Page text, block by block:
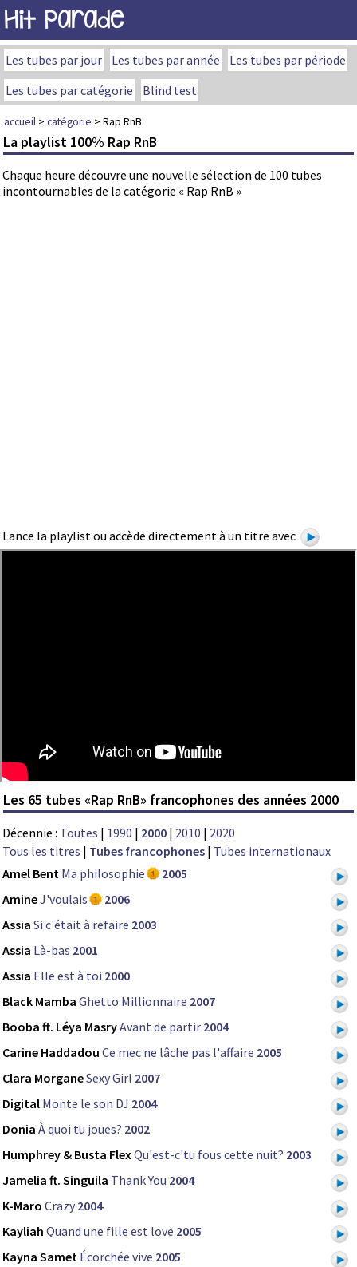
Hit Parade
Les tubes par jour Les tubes par année
Les tubes par période
Les tubes par catégorie
Blind test
accueil > catégorie > Rap RnB
La playlist 100% Rap RnB
Chaque heure découvre une nouvelle sélection de 100 tubes
incontournables de la catégorie « Rap RnB »
Lance la playlist ou accède directement à un titre avec
Les 65 tubes «Rap RnB» francophones des années 2000
Décennie : Toutes | 1990 | 2000 | 2010 | 2020
Tous les titres | Tubes francophones | Tubes internationaux
Amel Bent Ma philosophie
2005
AmineJ'voulais
2006
Assia Si c'était à refaire 2003
Assia Là-bas 2001
Assia Elle est à toi 2000
Black Mamba Ghetto Millionnaire 2007
Booba ft. Léya MasryAvant de partir 2004
Carine Haddadou Ce mec ne lâche pas l'affaire 2005
Clara MorganeSexy Girl 2007
Digital Monte le son DJ 2004
Donia À quoi tu joues? 2002
Humphrey & Busta Flex Qu'est-c'tu fous cette nuit? 2003
Jamelia ft. Singuila Thank You 2004
K-Maro Crazy 2004
Kayliah Quand une fille est love 2005
Kayna Samet Écorchée vive 2005